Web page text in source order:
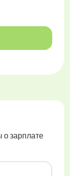
о зарплате